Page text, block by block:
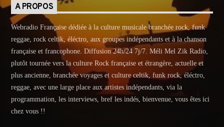
A PROPOS
Webradio Française dédiée à la culture musicale branchée rock, funk
reggae, rock celtik, éléctro, aux groupes indépendants et à la chanson
française et francophone. Diffusion 24h/24 7j/7. Méli Mel Zik Radio,
plutôt tournée vers la culture Rock française et étrangère, actuelle et
plus ancienne, branchée voyages et culture celtik, funk rock, éléctro,
reggae, avec une large place aux artistes indépendants, via la
programmation, les interviews, bref les indés, bienvenue, vous êtes ici
chez vous !!